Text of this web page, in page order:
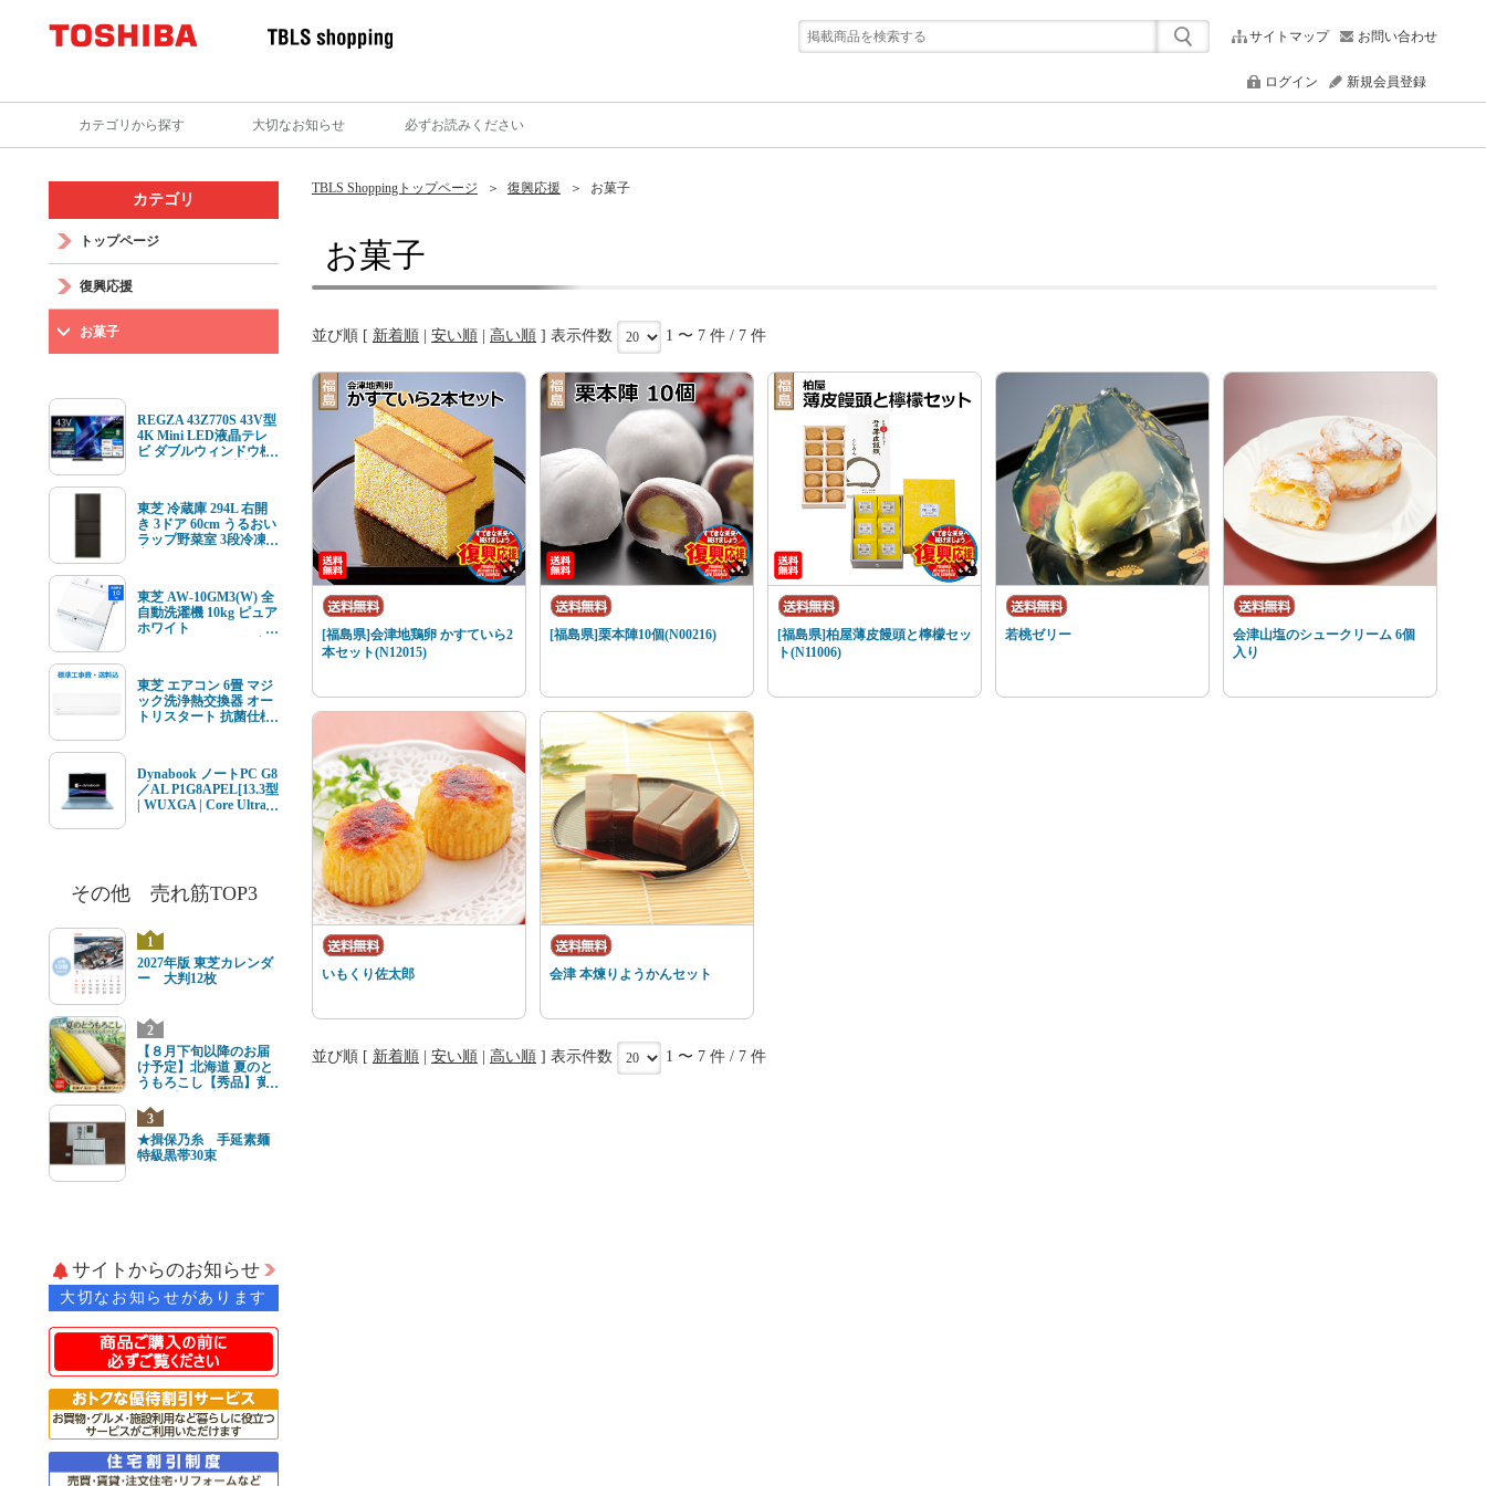
サイトマップ お問い合わせ
ログイン 新規会員登録
カテゴリから探す 大切なお知らせ 必ずお読みください
TBLS Shoppingトップページ 復興応援 お菓子
お菓子
並び順 [ 新着順 安い順 高い順 ] 表示件数 1 〜 7 件 / 7 件
[福島県]会津地鶏卵 かすていら2
本セット(N12015)
[福島県]栗本陣10個(N00216)
[福島県]柏屋薄皮饅頭と檸檬セッ
ト(N11006)
若桃ゼリー
会津山塩のシュークリーム 6個
入り
いもくり佐太郎 会津 本煉りようかんセット
並び順 [ 新着順 安い順 高い順 ] 表示件数 1 〜 7 件 / 7 件
カテゴリ
トップページ
復興応援
お菓子
REGZA 43Z770S 43V型
4K Mini LED液晶テレ
ビ ダブルウィンドウ機
ルチューナー内蔵
東芝 冷蔵庫 294L 右開
き 3ドア 60cm うるおい
ラップ野菜室 3段冷凍
東芝 AW-10GM3(W) 全
自動洗濯機 10kg ピュア
ホワイト
東芝 エアコン 6畳 マジ
ック洗浄熱交換器 オー
トリスタート 抗菌仕様
ル 標準工事費込 単相
100V 15Aタイプ
Dynabook ノートPC G8
／AL P1G8APEL[13.3型
| WUXGA | Core Ultra 7
その他 売れ筋TOP3
1
2027年版 東芝カレンダ
ー 大判12枚
2
【８月下旬以降のお届
け予定】北海道 夏のと
うもろこし【秀品】黄
ズ3
★揖保乃糸 手延素麺
特級黒帯30束
サイトからのお知らせ
大切なお知らせがあります